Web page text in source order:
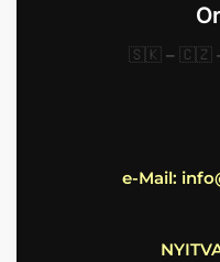
🇸🇰 – 🇨🇿
e-Mail: